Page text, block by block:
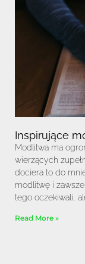
Inspirujące
Modlitwa ma
wierzących
dociera to do
modlitwę i
tego oczekiwali,
Read More »